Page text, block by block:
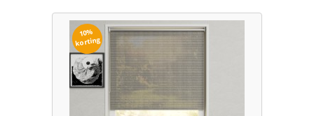
10%
korting